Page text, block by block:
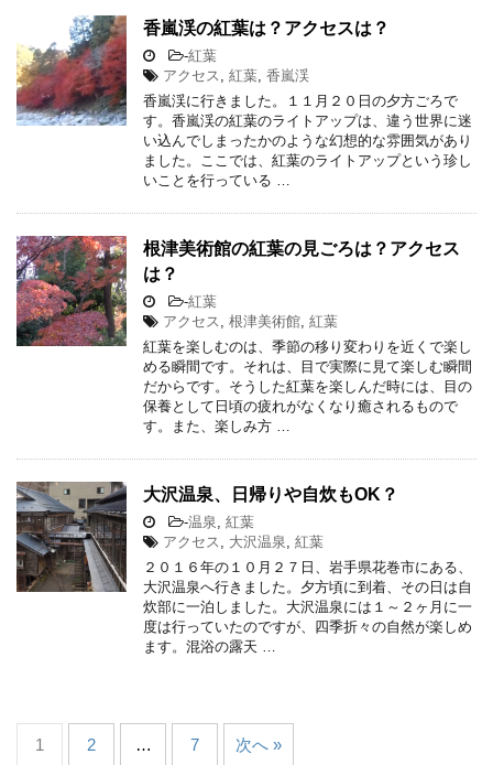
香嵐渓の紅葉は？アクセスは？
-紅葉
アクセス
紅葉 香嵐渓
香嵐渓に行きました。１１月２０日の夕方ごろで
す。香嵐渓の紅葉のライトアップは、違う世界に迷
い込んでしまったかのような幻想的な雰囲気があり
ました。ここでは、紅葉のライトアップという珍し
いことを行っている …
根津美術館の紅葉の見ごろは？アクセス
は？
-紅葉
アクセス
根津美術館 紅葉
紅葉を楽しむのは、季節の移り変わりを近くで楽し
める瞬間です。それは、目で実際に見て楽しむ瞬間
だからです。そうした紅葉を楽しんだ時には、目の
保養として日頃の疲れがなくなり癒されるもので
す。また、楽しみ方 …
大沢温泉、日帰りや自炊もOK？
-温泉
紅葉
アクセス
大沢温泉
紅葉
２０１６年の１０月２７日、岩手県花巻市にある、
大沢温泉へ行きました。夕方頃に到着、その日は自
炊部に一泊しました。大沢温泉には１～２ヶ月に一
度は行っていたのですが、四季折々の自然が楽しめ
ます。混浴の露天 …
1 2 … 7 次へ »